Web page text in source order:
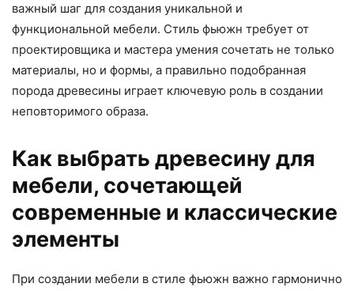
важный шаг для создания уникальной и
функциональной мебели. Стиль фьюжн требует от
проектировщика и мастера умения сочетать не только
материалы, но и формы, а правильно подобранная
порода древесины играет ключевую роль в создании
неповторимого образа.
Как выбрать древесину для
мебели, сочетающей
современные и классические
элементы
При создании мебели в стиле фьюжн важно гармонично